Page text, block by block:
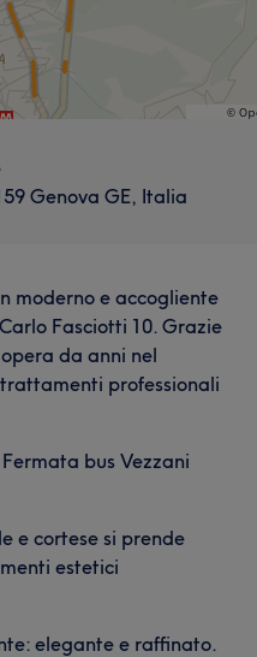
Genova GE, Italia
moderno e accogliente
Fasciotti 10. Grazie
da anni nel
professionali
bus Vezzani
e cortese si prende
estetici
elegante e raffinato.